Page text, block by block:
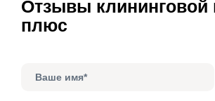
Отзывы клининговой
плюс